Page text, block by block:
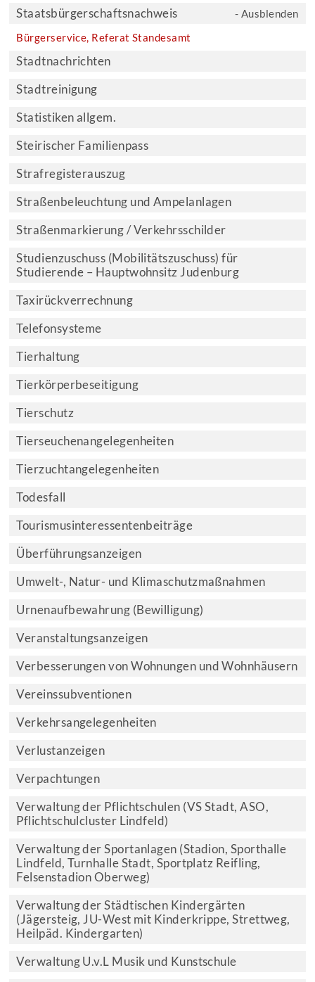
Staatsbürgerschaftsnachweis
- Ausblenden
Bürgerservice, Referat Standesamt
Stadtnachrichten
Stadtreinigung
Statistiken allgem.
Steirischer Familienpass
Strafregisterauszug
Straßenbeleuchtung und Ampelanlagen
Straßenmarkierung / Verkehrsschilder
Studienzuschuss (Mobilitätszuschuss) für
Studierende – Hauptwohnsitz Judenburg
Taxirückverrechnung
Telefonsysteme
Tierhaltung
Tierkörperbeseitigung
Tierschutz
Tierseuchenangelegenheiten
Tierzuchtangelegenheiten
Todesfall
Tourismusinteressentenbeiträge
Überführungsanzeigen
Umwelt-, Natur- und Klimaschutzmaßnahmen
Urnenaufbewahrung (Bewilligung)
Veranstaltungsanzeigen
Verbesserungen von Wohnungen und Wohnhäusern
Vereinssubventionen
Verkehrsangelegenheiten
Verlustanzeigen
Verpachtungen
Verwaltung der Pflichtschulen (VS Stadt, ASO,
Pflichtschulcluster Lindfeld)
Verwaltung der Sportanlagen (Stadion, Sporthalle
Lindfeld, Turnhalle Stadt, Sportplatz Reifling,
Felsenstadion Oberweg)
Verwaltung der Städtischen Kindergärten
(Jägersteig, JU-West mit Kinderkrippe, Strettweg,
Heilpäd. Kindergarten)
Verwaltung U.v.L Musik und Kunstschule